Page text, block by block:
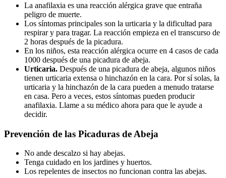
La anafilaxia es una reacción alérgica grave que entraña
peligro de muerte.
Los síntomas principales son la urticaria y la dificultad para
respirar y para tragar. La reacción empieza en el transcurso de
2 horas después de la picadura.
En los niños, esta reacción alérgica ocurre en 4 casos de cada
1000 después de una picadura de abeja.
Urticaria. Después de una picadura de abeja, algunos niños
tienen urticaria extensa o hinchazón en la cara. Por sí solas, la
urticaria y la hinchazón de la cara pueden a menudo tratarse
en casa. Pero a veces, estos síntomas pueden producir
anafilaxia. Llame a su médico ahora para que le ayude a
decidir.
Prevención de las Picaduras de Abeja
No ande descalzo si hay abejas.
Tenga cuidado en los jardines y huertos.
Los repelentes de insectos no funcionan contra las abejas.